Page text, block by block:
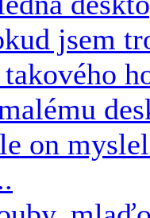
jsem
on